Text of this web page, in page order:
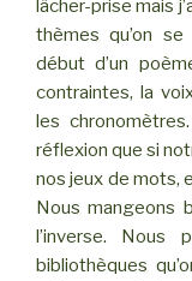
lâcher-prise mais
thèmes qu’on
début d’un
contraintes, la
les
réflexion que si
nos jeux de mots,
Nous mangeons
l’inverse. Nous
bibliothèques